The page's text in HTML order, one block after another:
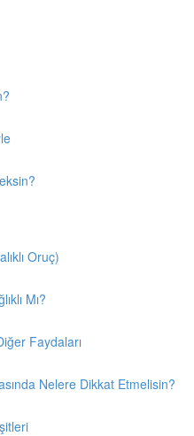
Oruç)
Mı?
Faydaları
Nelere Dikkat Etmelisin?